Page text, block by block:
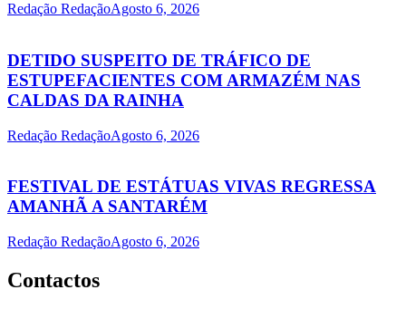
Redação RedaçãoAgosto 6, 2026
DETIDO SUSPEITO DE TRÁFICO DE
ESTUPEFACIENTES COM ARMAZÉM NAS
CALDAS DA RAINHA
Redação RedaçãoAgosto 6, 2026
FESTIVAL DE ESTÁTUAS VIVAS REGRESSA
AMANHÃ A SANTARÉM
Redação RedaçãoAgosto 6, 2026
Contactos